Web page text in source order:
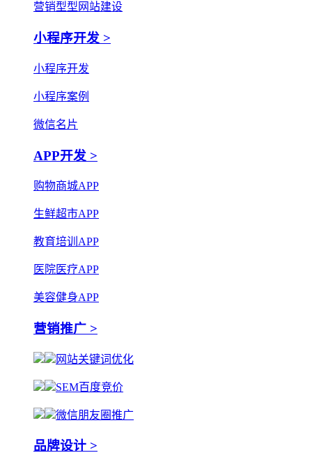
营销型型网站建设
小程序开发 >
小程序开发
小程序案例
微信名片
APP开发 >
购物商城APP
生鲜超市APP
教育培训APP
医院医疗APP
美容健身APP
营销推广 >
网站关键词优化
SEM百度竞价
微信朋友圈推广
品牌设计 >